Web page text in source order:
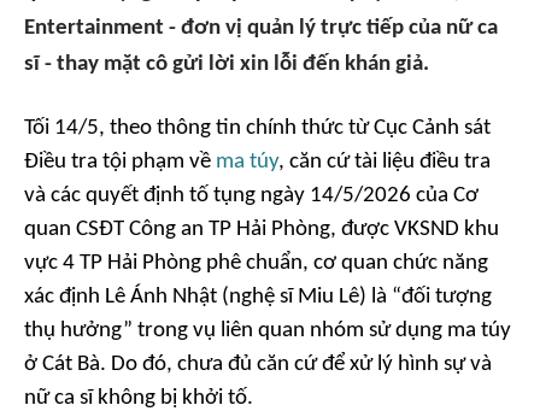
Entertainment - đơn vị quản lý trực tiếp của nữ ca
sĩ - thay mặt cô gửi lời xin lỗi đến khán giả.
Tối 14/5, theo thông tin chính thức từ Cục Cảnh sát
Điều tra tội phạm về ma túy, căn cứ tài liệu điều tra
và các quyết định tố tụng ngày 14/5/2026 của Cơ
quan CSĐT Công an TP Hải Phòng, được VKSND khu
vực 4 TP Hải Phòng phê chuẩn, cơ quan chức năng
xác định Lê Ánh Nhật (nghệ sĩ Miu Lê) là “đối tượng
thụ hưởng” trong vụ liên quan nhóm sử dụng ma túy
ở Cát Bà. Do đó, chưa đủ căn cứ để xử lý hình sự và
nữ ca sĩ không bị khởi tố.